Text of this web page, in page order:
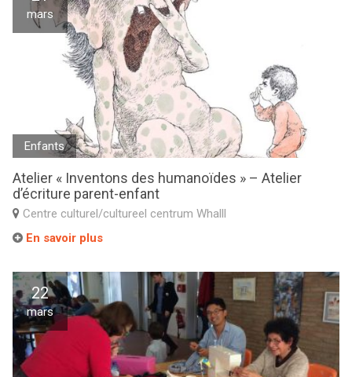
mars
Enfants
Atelier « Inventons des humanoïdes » – Atelier
d’écriture parent-enfant
Centre culturel/cultureel centrum Whalll
En savoir plus
22
mars